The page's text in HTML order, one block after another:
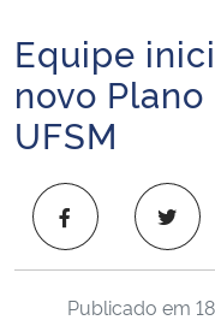
Ministério da Infraestrutura
Ministério da Agricultura,
Ministério da Educação
Início do conteúdo
Equipe
novo
UFSM
Publicado em